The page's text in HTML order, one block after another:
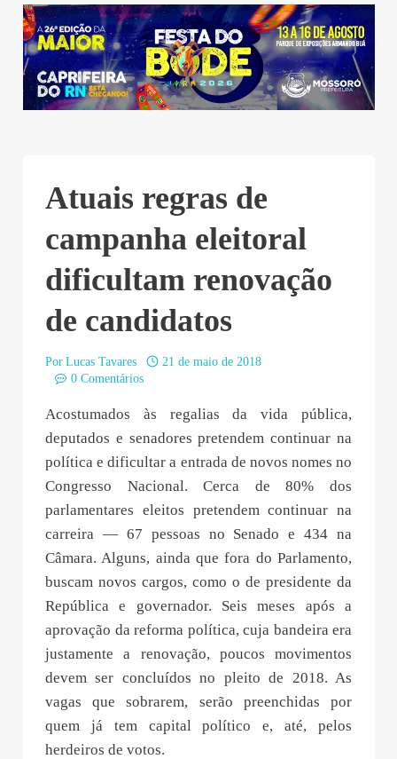
Atuais regras de
campanha eleitoral
dificultam renovação
de candidatos
Por Lucas Tavares
21 de maio de 2018
0 Comentários
Acostumados às regalias da vida pública,
deputados e senadores pretendem continuar na
política e dificultar a entrada de novos nomes no
Congresso Nacional. Cerca de 80% dos
parlamentares eleitos pretendem continuar na
carreira — 67 pessoas no Senado e 434 na
Câmara. Alguns, ainda que fora do Parlamento,
buscam novos cargos, como o de presidente da
República e governador. Seis meses após a
aprovação da reforma política, cuja bandeira era
justamente a renovação, poucos movimentos
devem ser concluídos no pleito de 2018. As
vagas que sobrarem, serão preenchidas por
quem já tem capital político e, até, pelos
herdeiros de votos.